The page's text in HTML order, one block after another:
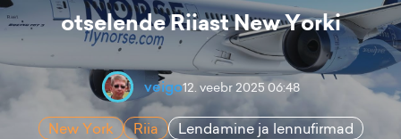
otselende Riiast New Yorki
veigo12. veebr 2025 06:48
New York Riia Lendamine ja lennufirmad